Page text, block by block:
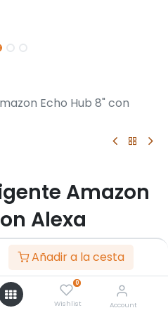
Añadir a la cesta
0
Wishlist Account
Echo Hub 8" con
Amazon
Alexa